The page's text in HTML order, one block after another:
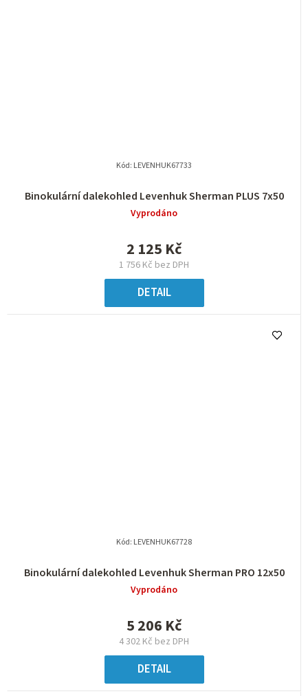
Binokulární dalekohled Levenhuk Sherman PLUS 7x50
Vyprodáno
1 756 Kč bez DPH
2 125 Kč
DETAIL
Kód: LEVENHUK67733
Binokulární dalekohled Levenhuk Sherman PRO 12x50
Vyprodáno
4 302 Kč bez DPH
5 206 Kč
DETAIL
Kód: LEVENHUK67728